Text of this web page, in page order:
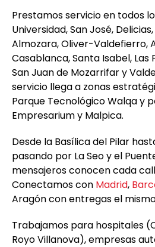
Prestamos servicio en todos
Universidad, San José,
Almozara, Oliver-Valdefierro,
Casablanca, Santa Isabel, Las
San Juan de Mozarrifar y
servicio llega a zonas
Parque Tecnológico Walqa y
Empresarium y Malpica.
Desde la Basílica del Pilar
pasando por La Seo y el
mensajeros conocen cada
Conectamos con Madrid,
Aragón con entregas el
Trabajamos para hospitales
Royo Villanova), empresas